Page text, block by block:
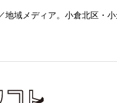
地域メディア。小倉北区・